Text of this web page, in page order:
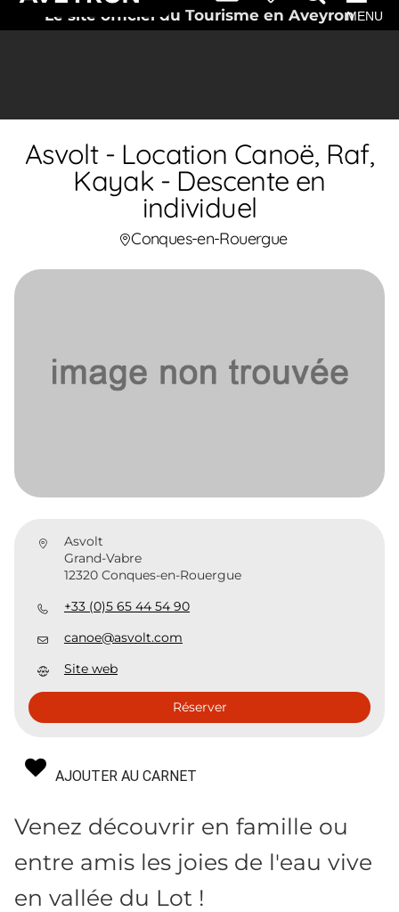
Le site officiel du Tourisme en AveyronMENU
Asvolt - Location Canoë, Raf,
Kayak - Descente en
individuel
Conques-en-Rouergue
Asvolt
Grand-Vabre
12320 Conques-en-Rouergue
+33 (0)5 65 44 54 90
canoe@asvolt.com
Site web
Réserver
AJOUTER AU CARNET
Venez découvrir en famille ou
entre amis les joies de l'eau vive
en vallée du Lot !